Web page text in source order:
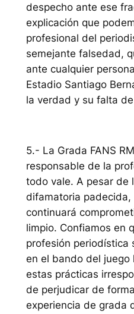
despecho ante ese
explicación que
profesional del
semejante falsedad,
ante cualquier
Estadio Santiago
la verdad y su falta
5.- La Grada FANS
responsable de la
todo vale. A pesar de
difamatoria padecida,
continuará
limpio. Confiamos en
profesión periodística
en el bando del juego
estas prácticas
de perjudicar de
experiencia de grada